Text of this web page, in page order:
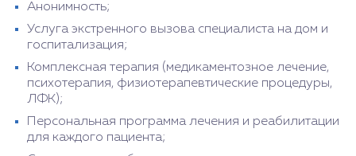
Анонимность;
Услуга экстренного вызова специалиста на дом и
госпитализация;
Комплексная терапия (медикаментозное лечение,
психотерапия, физиотерапевтические процедуры,
ЛФК);
Персональная программа лечения и реабилитации
для каждого пациента;